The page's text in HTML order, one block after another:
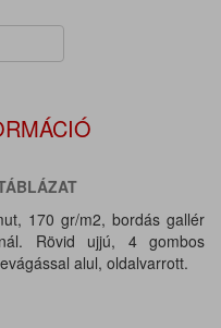
170 gr/m2, bordás gallér
Rövid ujjú, 4 gombos
alul, oldalvarrott.